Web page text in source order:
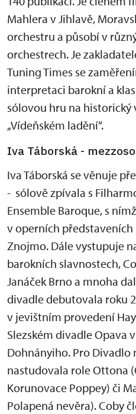
Mahlera v Jihlavě,
orchestru a působí v
orchestrech. Je
Tuning Times se
interpretaci barokní a
sólovou hru na
„Vídeňském ladění“.
Iva Táborská -
Iva Táborská se věnuje
- sólově zpívala s
Ensemble Baroque, s
v operních
Znojmo. Dále vystupuje
barokních slavnostech,
Janáček Brno a mnoha
divadle debutovala roku
v jevištním provedení
Slezském divadle Opava
Dohnányiho. Pro Divadlo
nastudovala role Ottona
Korunovace Poppey) či
Polapená nevěra). Coby